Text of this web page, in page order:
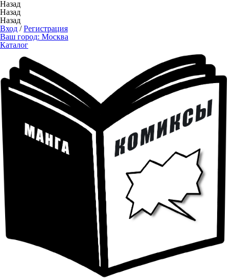
Назад
Назад
Назад
Вход /Регистрация
Ваш город: Москва
Каталог